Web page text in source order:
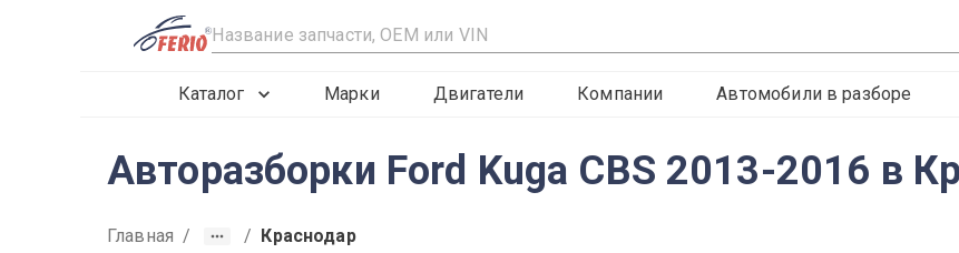
R
Каталог Марки Двигатели Компании Автомобили в разборе
Авторазборки Ford Kuga CBS 2013-2016 в
Главная / / Краснодар